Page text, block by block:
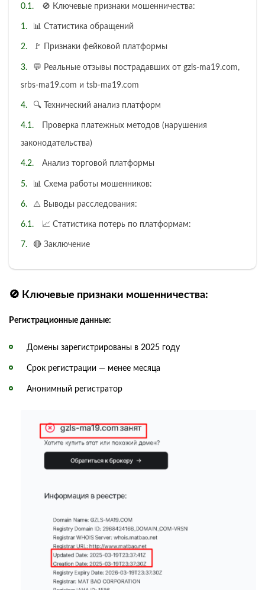
🚫 Ключевые признаки мошенничества:
📊 Статистика обращений
🚩 Признаки фейковой платформы
💬 Реальные отзывы пострадавших от gzls-ma19.com,
srbs-ma19.com и tsb-ma19.com
🔍 Технический анализ платформ
Проверка платежных методов (нарушения
законодательства)
Анализ торговой платформы
📊 Схема работы мошенников:
⚠️ Выводы расследования:
📈 Статистика потерь по платформам:
🔴 Заключение
🚫 Ключевые признаки мошенничества:
Регистрационные данные:
Домены зарегистрированы в 2025 году
Срок регистрации — менее месяца
Анонимный регистратор